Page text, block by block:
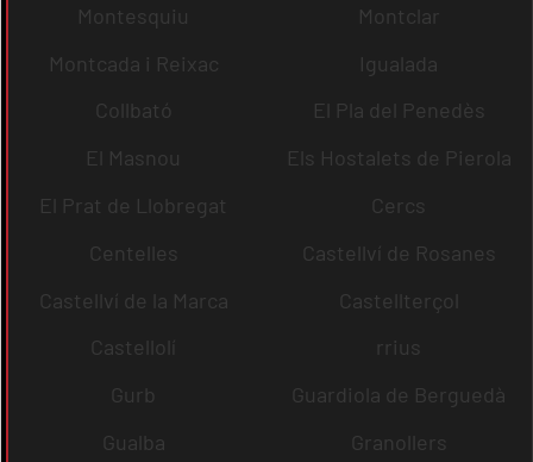
Montesquiu
Montclar
Montcada i Reixac
Igualada
Collbató
El Pla del Penedès
El Masnou
Els Hostalets de Pierola
El Prat de Llobregat
Cercs
Centelles
Castellví de Rosanes
Castellví de la Marca
Castellterçol
Castellolí
rrius
Gurb
Guardiola de Berguedà
Gualba
Granollers